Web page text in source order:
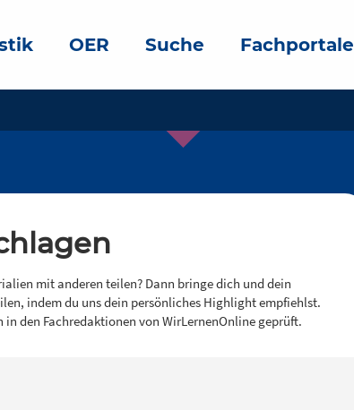
OER Suche Fachportale
mit anderen teilen? Dann bringe dich und dein
indem du uns dein persönliches Highlight empfiehlst.
den Fachredaktionen von WirLernenOnline geprüft.